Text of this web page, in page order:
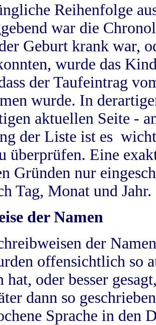
Reihenfolge
war die
Geburt krank war,
wurde das
der Taufeintrag
wurde. In
aktuellen Seite -
der Liste ist es
überprüfen. Eine
Gründen nur
Tag, Monat und Jahr.
der Namen
der
offensichtlich so
hat, oder besser
dann so
Sprache in